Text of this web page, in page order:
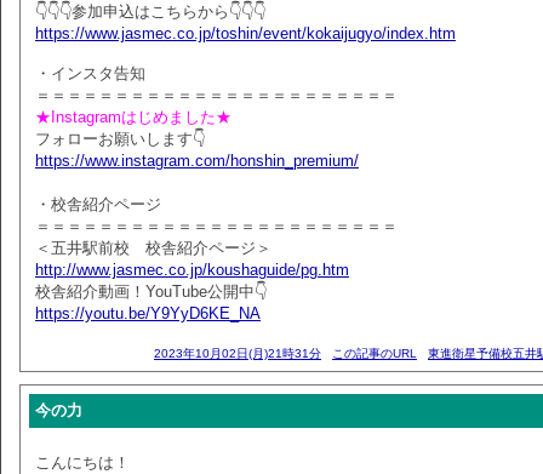
👇👇👇参加申込はこちらから👇👇👇
https://www.jasmec.co.jp/toshin/event/kokaijugyo/index.htm
・インスタ告知
＝＝＝＝＝＝＝＝＝＝＝＝＝＝＝＝＝＝＝＝＝＝＝
★Instagramはじめました★
フォローお願いします👇
https://www.instagram.com/honshin_premium/
・校舎紹介ページ
＝＝＝＝＝＝＝＝＝＝＝＝＝＝＝＝＝＝＝＝＝＝＝
＜五井駅前校 校舎紹介ページ＞
http://www.jasmec.co.jp/koushaguide/pg.htm
校舎紹介動画！YouTube公開中👇
https://youtu.be/Y9YyD6KE_NA
2023年10月02日(月)21時31分 この記事のURL 東進衛星予備校五井
今の力
こんにちは！